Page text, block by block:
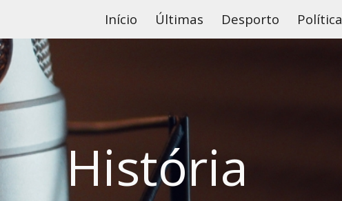
Skip to navigation
Início Últimas Desporto Política
História